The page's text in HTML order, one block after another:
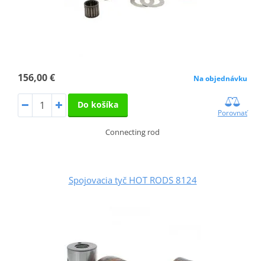
156,00 € Na objednávku
Do košíka
Porovnať
Connecting rod
Spojovacia tyč HOT RODS 8124